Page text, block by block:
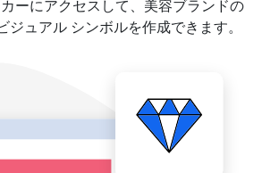
ーにアクセスして、美容ブランドの
ジュアル シンボルを作成できます。